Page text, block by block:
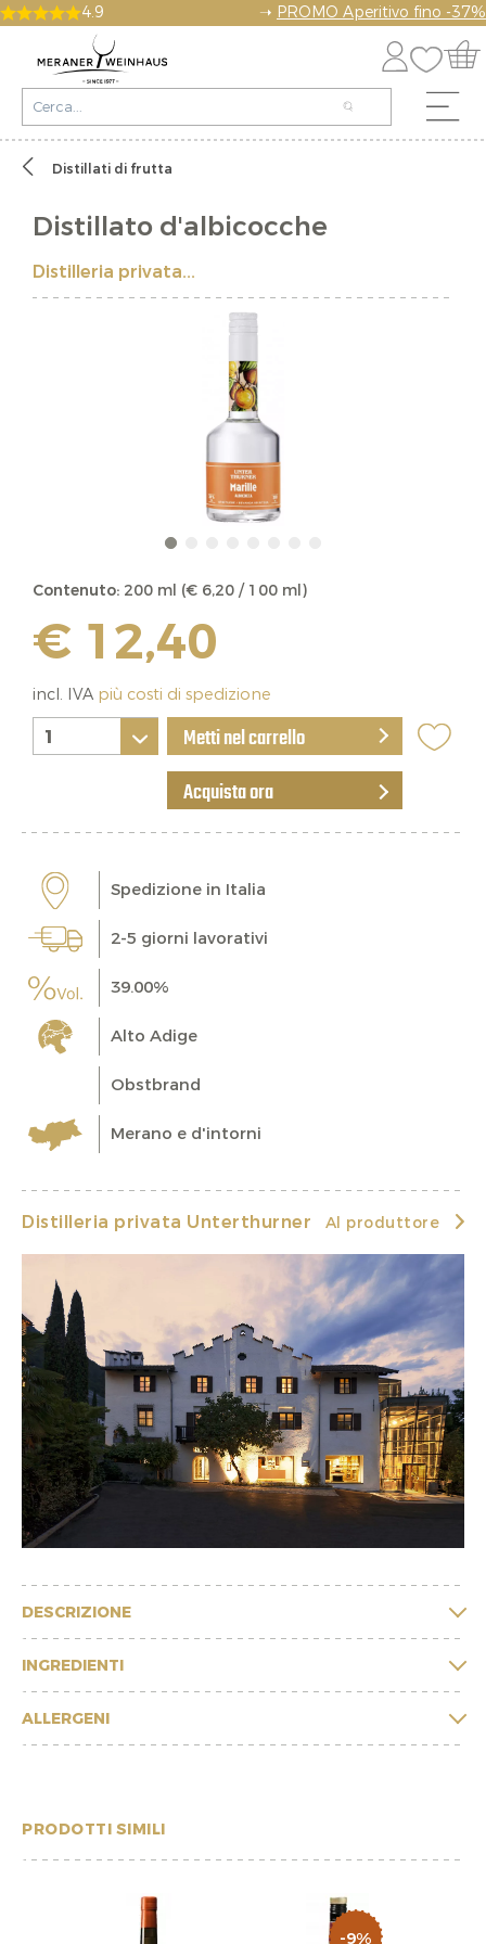
4.9 ➝ PROMO Aperitivo fino -37%
Distillati di frutta
Distillato d'albicocche
Distilleria privata...
Contenuto: 200 ml (€ 6,20 / 100 ml)
€ 12,40
incl. IVA più costi di spedizione
Metti nel carrello
Acquista ora
Spedizione in Italia
2-5 giorni lavorativi
39.00%
Alto Adige
Obstbrand
Merano e d'intorni
Distilleria privata Unterthurner Al produttore
DESCRIZIONE
INGREDIENTI
ALLERGENI
PRODOTTI SIMILI
-9%